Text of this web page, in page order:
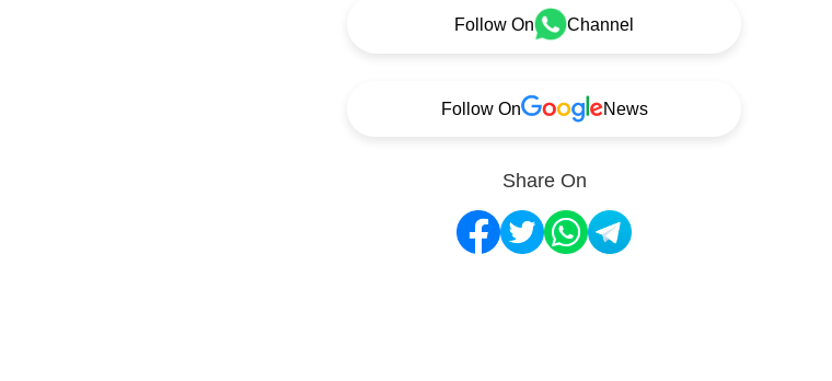
Follow On Channel
Follow On News
Share On